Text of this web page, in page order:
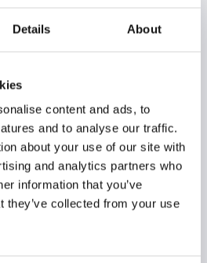
Details About
content and ads, to
and to analyse our traffic.
about your use of our site with
and analytics partners who
information that you’ve
they’ve collected from your use
werden. Die
so dass sie nicht so leicht umfallen